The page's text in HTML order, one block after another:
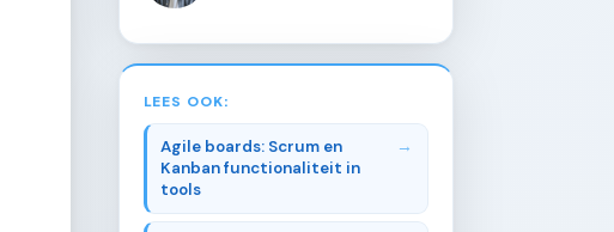
LEES OOK:
Agile boards: Scrum en
Kanban functionaliteit in
tools